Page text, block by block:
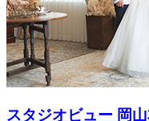
スタジオビュー 岡